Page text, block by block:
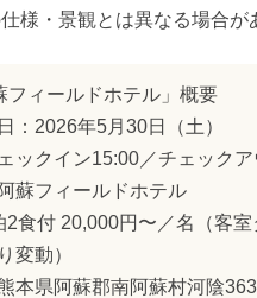
様・景観とは異なる場合が
フィールドホテル」概要
：2026年5月30日（土）
ックイン15:00／チェック
蘇フィールドホテル
2食付 20,000円〜／名（客
変動）
本県阿蘇郡南阿蘇村河陰